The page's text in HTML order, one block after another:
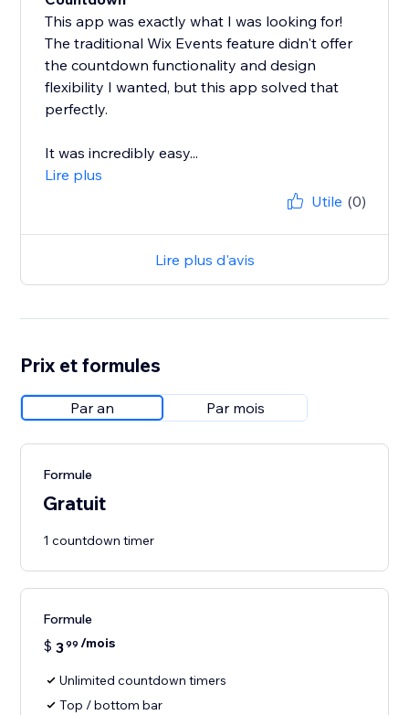
This app was exactly what I was looking for!
The traditional Wix Events feature didn't offer
the countdown functionality and design
flexibility I wanted, but this app solved that
perfectly.
It was incredibly easy...
Lire plus
Utile (0)
Lire plus d'avis
Prix et formules
Par an Par mois
Formule
Gratuit
1 countdown timer
Formule
$ 399 /mois
Unlimited countdown timers
Top / bottom bar